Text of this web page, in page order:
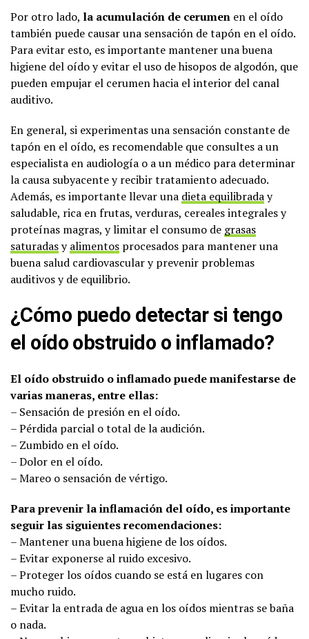
Por otro lado, la acumulación de cerumen en el oído
también puede causar una sensación de tapón en el oído.
Para evitar esto, es importante mantener una buena
higiene del oído y evitar el uso de hisopos de algodón, que
pueden empujar el cerumen hacia el interior del canal
auditivo.
En general, si experimentas una sensación constante de
tapón en el oído, es recomendable que consultes a un
especialista en audiología o a un médico para determinar
la causa subyacente y recibir tratamiento adecuado.
Además, es importante llevar una dieta equilibraday
saludable, rica en frutas, verduras, cereales integrales y
proteínas magras, y limitar el consumo de grasas
saturadasyalimentos procesados ​​para mantener una
buena salud cardiovascular y prevenir problemas
auditivos y de equilibrio.
¿Cómo puedo detectar si tengo
el oído obstruido o inflamado?
El oído obstruido o inflamado puede manifestarse de
varias maneras, entre ellas:
– Sensación de presión en el oído.
– Pérdida parcial o total de la audición.
– Zumbido en el oído.
– Dolor en el oído.
– Mareo o sensación de vértigo.
Para prevenir la inflamación del oído, es importante
seguir las siguientes recomendaciones:
– Mantener una buena higiene de los oídos.
– Evitar exponerse al ruido excesivo.
– Proteger los oídos cuando se está en lugares con
mucho ruido.
– Evitar la entrada de agua en los oídos mientras se baña
o nada.